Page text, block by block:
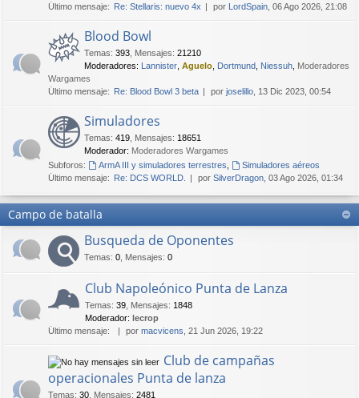
Último mensaje: Re: Stellaris: nuevo 4x por LordSpain , 06 Ago 2026, 21:08
Blood Bowl
Temas: 393 Mensajes: 21210
Moderadores: Lannister Aguelo Dortmund Niessuh Moderadores
Wargames
Último mensaje: Re: Blood Bowl 3 beta por joselillo , 13 Dic 2023, 00:54
Simuladores
Temas: 419 Mensajes: 18651
Moderador: Moderadores Wargames
Subforos:
ArmA III y simuladores terrestres
Simuladores aéreos
Último mensaje: Re: DCS WORLD. por SilverDragon , 03 Ago 2026, 01:34
Campo de batalla
Busqueda de Oponentes
Temas: 0 Mensajes: 0
Club Napoleónico Punta de Lanza
Temas: 39 Mensajes: 1848
Moderador: lecrop
Último mensaje:
por macvicens , 21 Jun 2026, 19:22
Club de campañas
operacionales Punta de lanza
Temas: 30 Mensajes: 2481